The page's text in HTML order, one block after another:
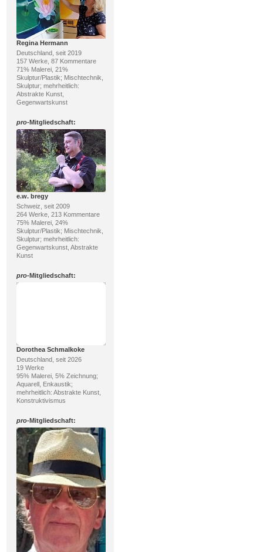
Regina Hermann
Deutschland, seit 2019
157 Werke, 87 Kommentare
71% Malerei, 21%
Skulptur/Plastik; Mischtechnik,
Skulptur; mehrheitlich:
Abstrakte Kunst,
Gegenwartskunst
pro-Mitgliedschaft:
e.w. bregy
Schweiz, seit 2009
264 Werke, 213 Kommentare
75% Malerei, 24%
Skulptur/Plastik; Mischtechnik,
Skulptur; mehrheitlich:
Gegenwartskunst, Abstrakte
Kunst
pro-Mitgliedschaft:
Dorothea Schmalkoke
Deutschland, seit 2026
19 Werke
95% Malerei, 5% Zeichnung;
Aquarell, Enkaustik;
mehrheitlich: Abstrakte Kunst,
Konstruktivismus
pro-Mitgliedschaft: